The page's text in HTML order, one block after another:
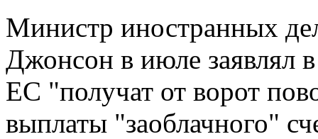
Министр иностранных
Джонсон в июле заявлял
ЕС "получат от ворот
выплаты "заоблачного"